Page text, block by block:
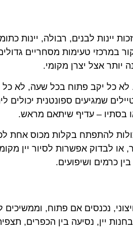
יינות לבנים, רבולה, יינות
במרכזי טעימות מסחריים
יותר אצל יצרן מקומי.
לא כל יקב פתוח בכל שעה, לא
שמגיעים ספונטנית יכולים
בסתיו – עדיף שיתאם מראש.
להתפתח בקלות מכוס אחת
או לבדוק אפשרות לסיור יין
כרמים ושיפועים.
נכנסים אם פתוח, וממשיכים
יין, נסיעה בין הכפרים,